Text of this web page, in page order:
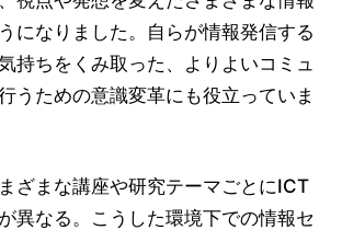
になりました。自らが情報発信する
持ちをくみ取った、よりよいコミュ
うための意識変革にも役立っていま
ざまな講座や研究テーマごとにICT
異なる。こうした環境下での情報セ